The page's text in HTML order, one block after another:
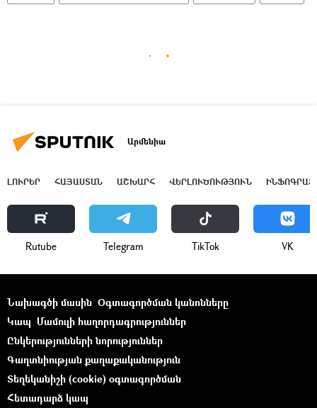
Արմենիա
ԼՈՒՐԵՐ ՀԱՅԱՍՏԱՆ ԱՇԽԱՐՀ ՎԵՐԼՈՒԾՈՒԹՅՈՒՆ
Rutube Telegram ТikТоk VK
Նախագծի մասին Օգտագործման կանոնները
Կապ Մամուլի հաղորդագրություններ
Ընկերությունների նորություններ
Գաղտնիության քաղաքականություն
Տեղեկանիշի (cookie) օգտագործման
Հետադարձ կապ